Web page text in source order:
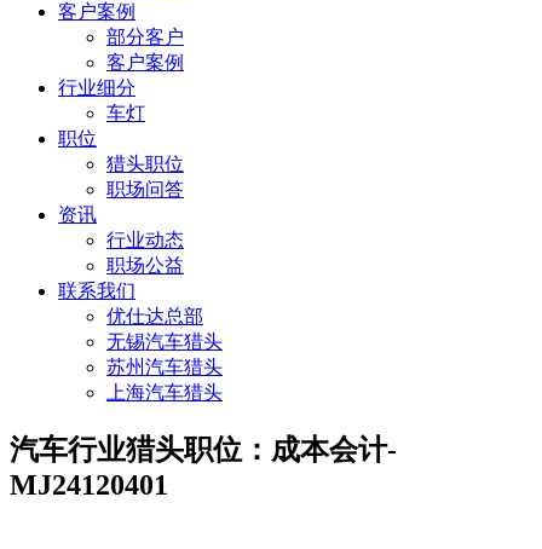
客户案例
部分客户
客户案例
行业细分
车灯
职位
猎头职位
职场问答
资讯
行业动态
职场公益
联系我们
优仕达总部
无锡汽车猎头
苏州汽车猎头
上海汽车猎头
汽车行业猎头职位：成本会计-
MJ24120401